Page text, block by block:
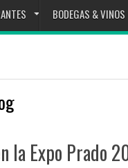
BODEGAS & VINOS
la Expo Prado